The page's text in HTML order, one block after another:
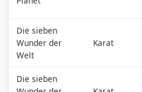
Die sieben
Wunder der
Welt
Karat
Die sieben